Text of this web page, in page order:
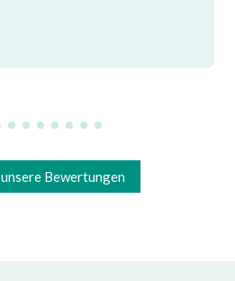
unsere Bewertungen